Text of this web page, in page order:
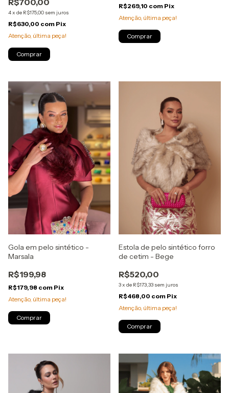
R$700,00
4x de R$175,00 sem juros
R$630,00 com Pix
Atenção, última peça!
Comprar
R$269,10 com Pix
Atenção, última peça!
Comprar
Gola em pelo sintético -
Marsala
R$199,98
R$179,98 com Pix
Atenção, última peça!
Comprar
Estola de pelo sintético forro
de cetim - Bege
R$520,00
3x de R$173,33 sem juros
R$468,00 com Pix
Atenção, última peça!
Comprar